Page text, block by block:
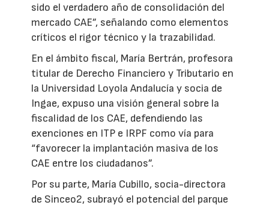
sido el verdadero año de consolidación del
mercado CAE”, señalando como elementos
críticos el rigor técnico y la trazabilidad.
En el ámbito fiscal, María Bertrán, profesora
titular de Derecho Financiero y Tributario en
la Universidad Loyola Andalucía y socia de
Ingae, expuso una visión general sobre la
fiscalidad de los CAE, defendiendo las
exenciones en ITP e IRPF como vía para
“favorecer la implantación masiva de los
CAE entre los ciudadanos”.
Por su parte, María Cubillo, socia-directora
de Sinceo2, subrayó el potencial del parque